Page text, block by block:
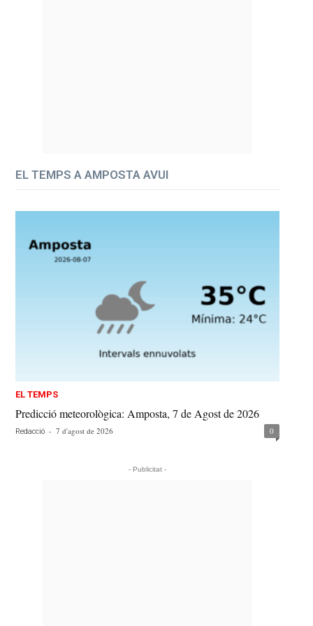
EL TEMPS A AMPOSTA AVUI
EL TEMPS
Predicció meteorològica: Amposta, 7 de Agost de 2026
Redacció - 7 d'agost de 2026 0
- Publicitat -